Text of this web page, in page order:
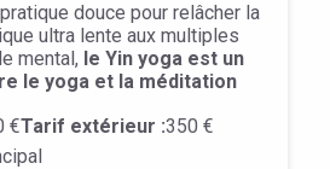
douce pour relâcher la
ultra lente aux multiples
mental, le Yin yoga est un
le yoga et la méditation
€Tarif extérieur :350 €